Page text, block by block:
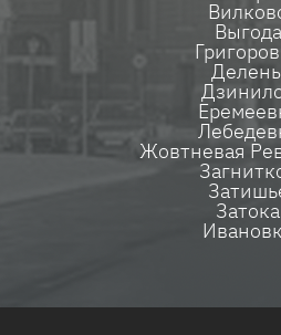
Выгода
Жовтневая
Затока